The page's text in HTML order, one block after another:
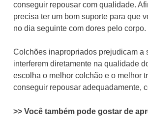
conseguir repousar com qualidade.
precisa ter um bom suporte para que
no dia seguinte com dores pelo corpo.
Colchões inapropriados prejudicam a
interferem diretamente na qualidade
escolha o melhor colchão e o melhor
conseguir repousar adequadamente,
>> Você também pode gostar de